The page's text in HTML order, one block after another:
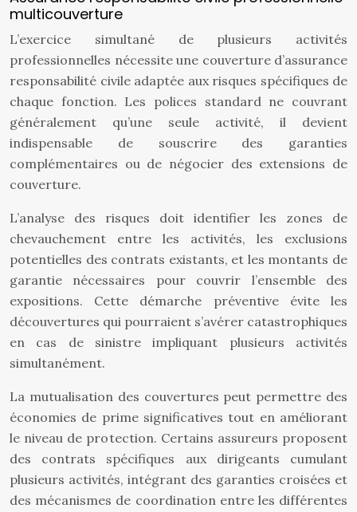
multicouverture
L’exercice simultané de plusieurs activités
professionnelles nécessite une couverture d’assurance
responsabilité civile adaptée aux risques spécifiques de
chaque fonction. Les polices standard ne couvrant
généralement qu’une seule activité, il devient
indispensable de souscrire des garanties
complémentaires ou de négocier des extensions de
couverture.
L’analyse des risques doit identifier les zones de
chevauchement entre les activités, les exclusions
potentielles des contrats existants, et les montants de
garantie nécessaires pour couvrir l’ensemble des
expositions. Cette démarche préventive évite les
découvertures qui pourraient s’avérer catastrophiques
en cas de sinistre impliquant plusieurs activités
simultanément.
La mutualisation des couvertures peut permettre des
économies de prime significatives tout en améliorant
le niveau de protection. Certains assureurs proposent
des contrats spécifiques aux dirigeants cumulant
plusieurs activités, intégrant des garanties croisées et
des mécanismes de coordination entre les différentes